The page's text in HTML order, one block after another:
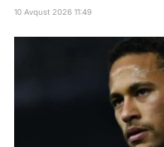
10 Avqust 2026 11:49